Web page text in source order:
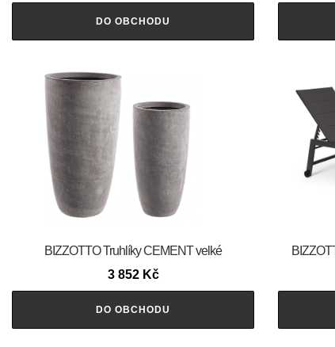
DO OBCHODU
BIZZOTTO Truhlíky CEMENT velké
3 852 Kč
DO OBCHODU